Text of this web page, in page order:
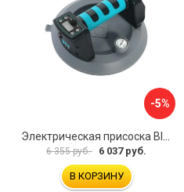
-5%
Электрическая присоска BIHUI SCBC8
6 355 руб. 6 037 руб.
В КОРЗИНУ